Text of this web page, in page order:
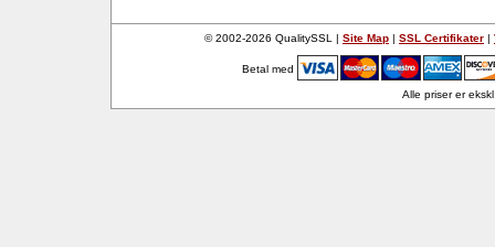
© 2002-2026 QualitySSL | Site Map | SSL Certifikater |
Betal med
Alle priser er